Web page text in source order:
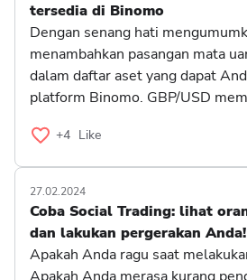
tersedia di Binomo
Dengan senang hati
menambahkan pasangan mata
dalam daftar aset yang dapat
platform Binomo. GBP/USD
+4 Like
27.02.2024
Coba Social Trading: lihat
dan lakukan pergerakan Anda!
Apakah Anda ragu saat